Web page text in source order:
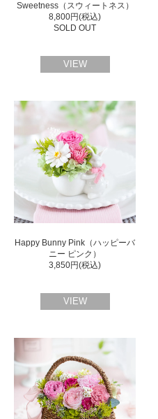
Sweetness（スウィートネス）
8,800円(税込)
SOLD OUT
VIEW
Happy Bunny Pink（ハッピーバ
ニー ピンク）
3,850円(税込)
VIEW